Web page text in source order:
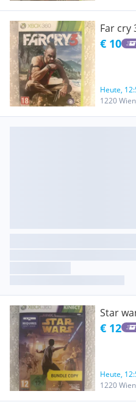
Far cry
€ 10
Heute,
1220
Star
€ 12
Heute,
1220